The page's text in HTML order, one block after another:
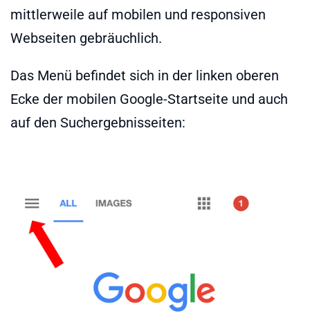
mittlerweile auf mobilen und responsiven
Webseiten gebräuchlich.
Das Menü befindet sich in der linken oberen
Ecke der mobilen Google-Startseite und auch
auf den Suchergebnisseiten: